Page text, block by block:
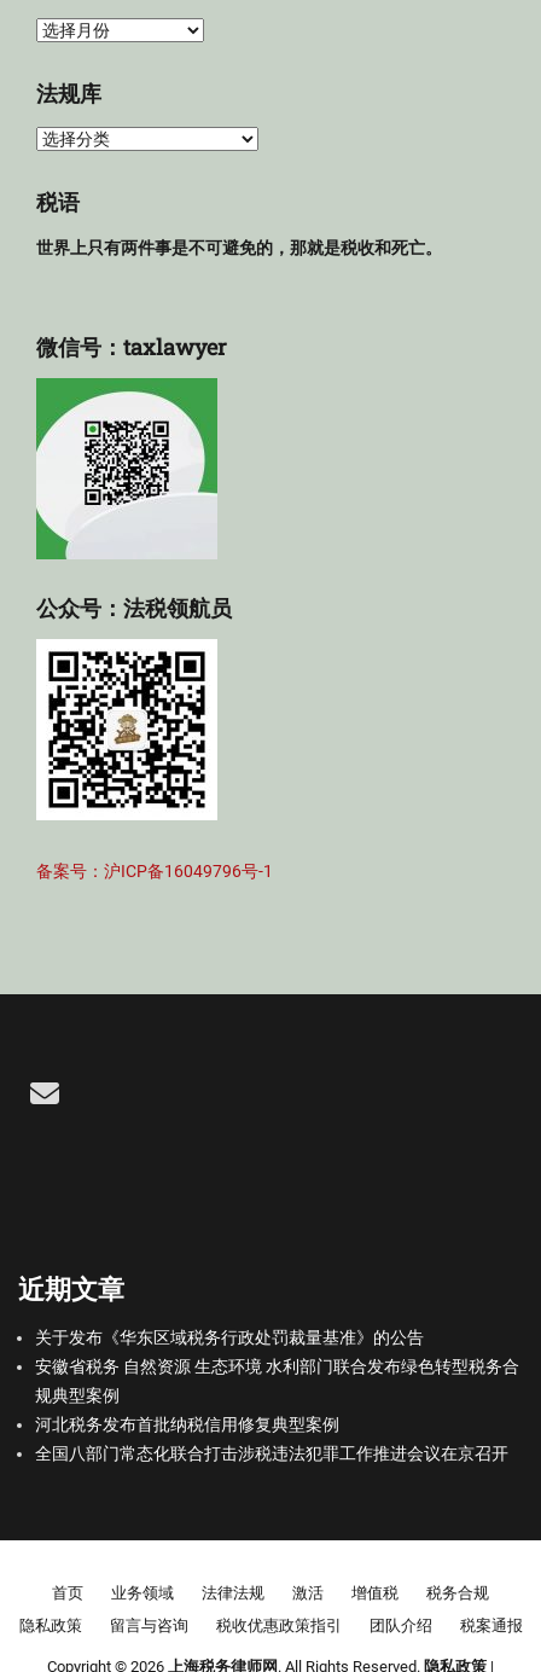
归
法规库
法
库
税语
世界上只有两件事是不可避免的，那就是税收和死亡。
微信号：taxlawyer
公众号：法税领航员
备案号：沪ICP备16049796号-1
Email
近期文章
关于发布《华东区域税务行政处罚裁量基准》的公告
安徽省税务 自然资源 生态环境 水利部门联合发布绿色转型税务合
规典型案例
河北税务发布首批纳税信用修复典型案例
全国八部门常态化联合打击涉税违法犯罪工作推进会议在京召开
Footer menu
首页 业务领域 法律法规 激活 增值税
税务合规
隐私政策
留言与咨询 税收优惠政策指引 团队介绍 税案通报
Copyright © 2026 上海税务律师网 . All Rights Reserved. 隐私政策 |